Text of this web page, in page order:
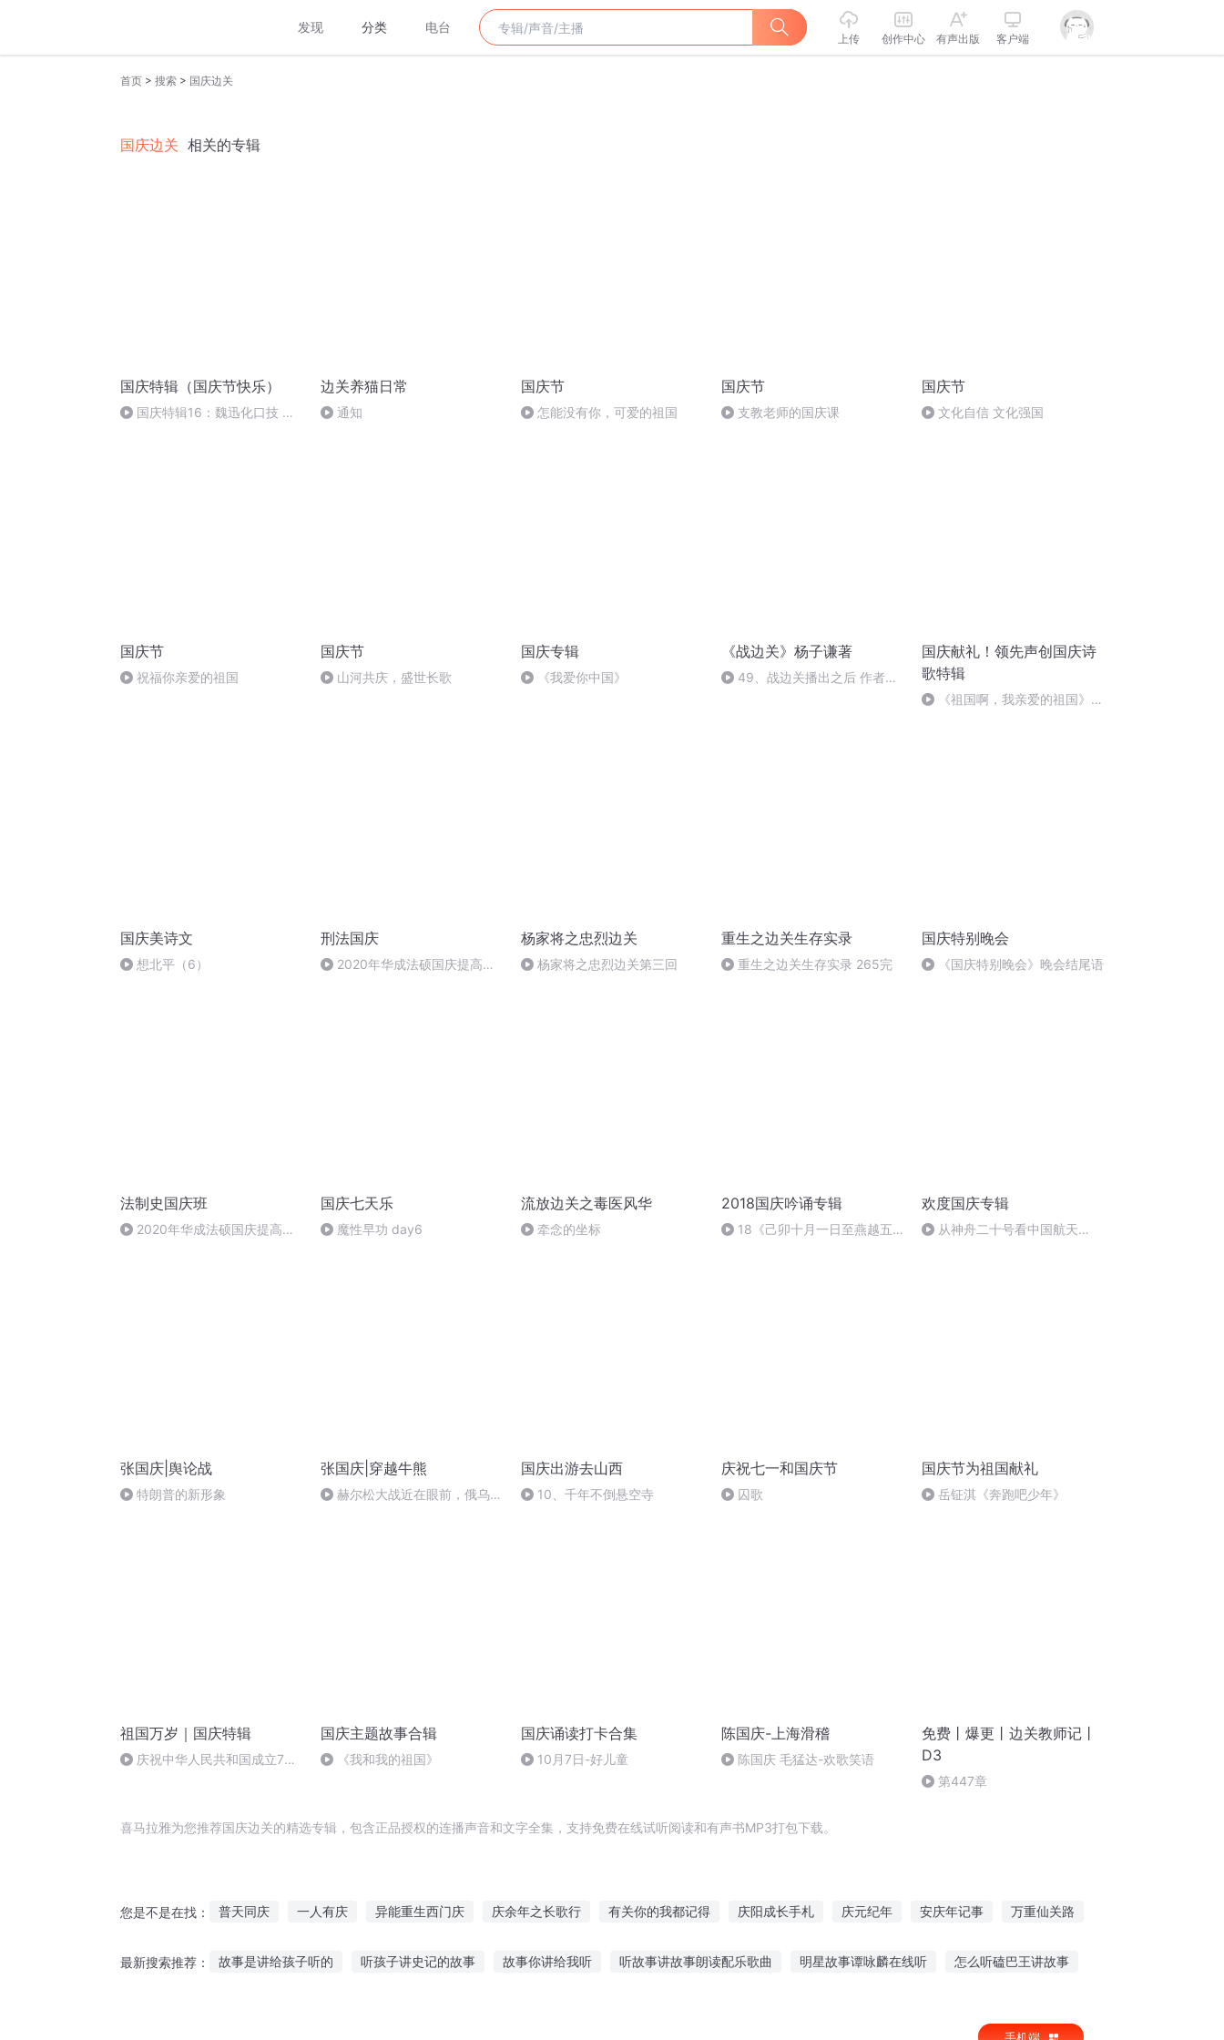
发现 分类 电台
上传 创作中心 有声出版 客户端
首页 > 搜索 > 国庆边关
国庆边关 相关的专辑
国庆特辑（国庆节快乐）
国庆特辑16：魏迅化口技 二
边关养猫日常
通知
国庆节
怎能没有你，可爱的祖国
国庆节
支教老师的国庆课
国庆节
文化自信 文化强国
国庆节
祝福你亲爱的祖国
国庆节
山河共庆，盛世长歌
国庆专辑
《我爱你中国》
《战边关》杨子谦著
49、战边关播出之后 作者杨
国庆献礼！领先声创国庆诗
歌特辑
《祖国啊，我亲爱的祖国》温
国庆美诗文
想北平（6）
刑法国庆
2020年华成法硕国庆提高班
杨家将之忠烈边关
杨家将之忠烈边关第三回
重生之边关生存实录
重生之边关生存实录 265完
国庆特别晚会
《国庆特别晚会》晚会结尾语
法制史国庆班
2020年华成法硕国庆提高班
国庆七天乐
魔性早功 day6
流放边关之毒医风华
牵念的坐标
2018国庆吟诵专辑
18《己卯十月一日至燕越五
欢度国庆专辑
从神舟二十号看中国航天
张国庆|舆论战
特朗普的新形象
张国庆|穿越牛熊
赫尔松大战近在眼前，俄乌冲
国庆出游去山西
10、千年不倒悬空寺
庆祝七一和国庆节
囚歌
国庆节为祖国献礼
岳钲淇《奔跑吧少年》
祖国万岁｜国庆特辑
庆祝中华人民共和国成立73
国庆主题故事合辑
《我和我的祖国》
国庆诵读打卡合集
10月7日-好儿童
陈国庆-上海滑稽
陈国庆 毛猛达-欢歌笑语
免费丨爆更丨边关教师记丨
D3
第447章
喜马拉雅为您推荐国庆边关的精选专辑，包含正品授权的连播声音和文字全集，支持免费在线试听阅读和有声书MP3打包下载。
您是不是在找： 普天同庆 一人有庆 异能重生西门庆 庆余年之长歌行 有关你的我都记得 庆阳成长手札 庆元纪年 安庆年记事 万重仙关路
最新搜索推荐： 故事是讲给孩子听的 听孩子讲史记的故事 故事你讲给我听 听故事讲故事朗读配乐歌曲 明星故事谭咏麟在线听 怎么听磕巴王讲故事